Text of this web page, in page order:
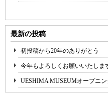
最新の投稿
初投稿から20年のありがとう
今年もよろしくお願いいたしま
UESHIMA MUSEUMオープニン